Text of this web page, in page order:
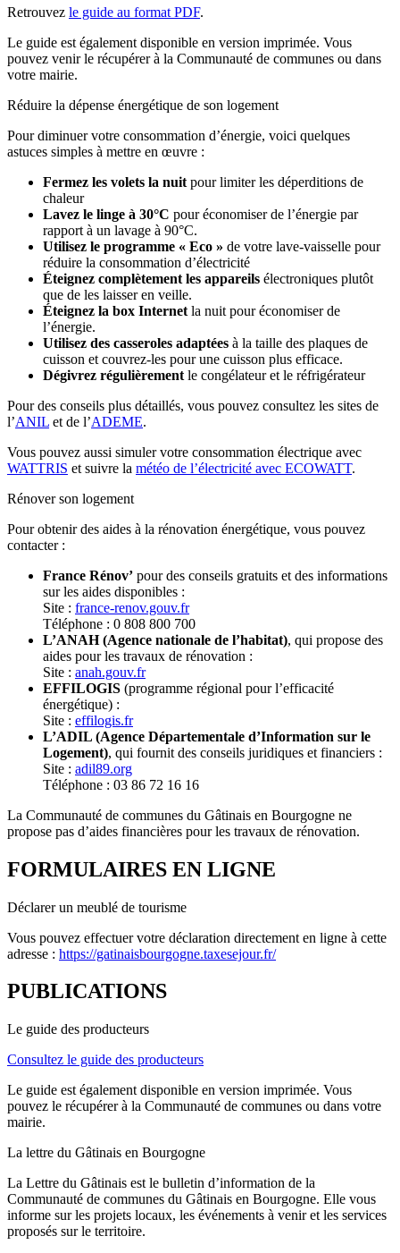
Retrouvez le guide au format PDF.
Le guide est également disponible en version imprimée. Vous
pouvez venir le récupérer à la Communauté de communes ou dans
votre mairie.
Réduire la dépense énergétique de son logement
Pour diminuer votre consommation d’énergie, voici quelques
astuces simples à mettre en œuvre :
Fermez les volets la nuit pour limiter les déperditions de
chaleur
Lavez le linge à 30°C pour économiser de l’énergie par
rapport à un lavage à 90°C.
Utilisez le programme « Eco » de votre lave-vaisselle pour
réduire la consommation d’électricité
Éteignez complètement les appareils électroniques plutôt
que de les laisser en veille.
Éteignez la box Internet la nuit pour économiser de
l’énergie.
Utilisez des casseroles adaptées à la taille des plaques de
cuisson et couvrez-les pour une cuisson plus efficace.
Dégivrez régulièrement le congélateur et le réfrigérateur
Pour des conseils plus détaillés, vous pouvez consultez les sites de
l’ANIL et de l’ADEME.
Vous pouvez aussi simuler votre consommation électrique avec
WATTRIS et suivre la météo de l’électricité avec ECOWATT.
Rénover son logement
Pour obtenir des aides à la rénovation énergétique, vous pouvez
contacter :
France Rénov’ pour des conseils gratuits et des informations
sur les aides disponibles :
Site : france-renov.gouv.fr
Téléphone : 0 808 800 700
L’ANAH (Agence nationale de l’habitat), qui propose des
aides pour les travaux de rénovation :
Site : anah.gouv.fr
EFFILOGIS (programme régional pour l’efficacité
énergétique) :
Site : effilogis.fr
L’ADIL (Agence Départementale d’Information sur le
Logement), qui fournit des conseils juridiques et financiers :
Site : adil89.org
Téléphone : 03 86 72 16 16
La Communauté de communes du Gâtinais en Bourgogne ne
propose pas d’aides financières pour les travaux de rénovation.
FORMULAIRES EN LIGNE
Déclarer un meublé de tourisme
Vous pouvez effectuer votre déclaration directement en ligne à cette
adresse : https://gatinaisbourgogne.taxesejour.fr/
PUBLICATIONS
Le guide des producteurs
Consultez le guide des producteurs
Le guide est également disponible en version imprimée. Vous
pouvez le récupérer à la Communauté de communes ou dans votre
mairie.
La lettre du Gâtinais en Bourgogne
La Lettre du Gâtinais est le bulletin d’information de la
Communauté de communes du Gâtinais en Bourgogne. Elle vous
informe sur les projets locaux, les événements à venir et les services
proposés sur le territoire.